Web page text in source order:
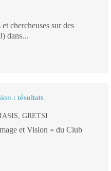
chercheuses sur des
dans...
: résultats
, GRETSI
et Vision » du Club